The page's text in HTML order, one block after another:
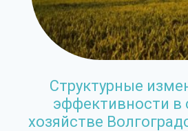
Структурные
эффективности в
хозяйстве